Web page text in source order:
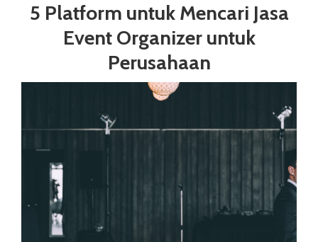
5 Platform untuk Mencari Jasa
Event Organizer untuk
Perusahaan